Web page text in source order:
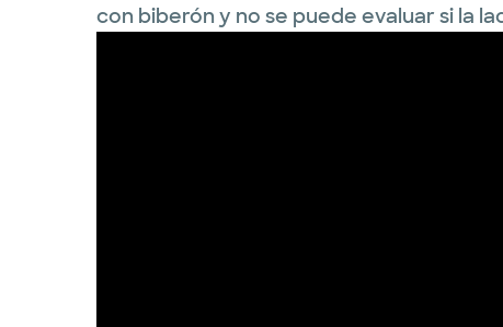
con biberón y no se puede evaluar si la